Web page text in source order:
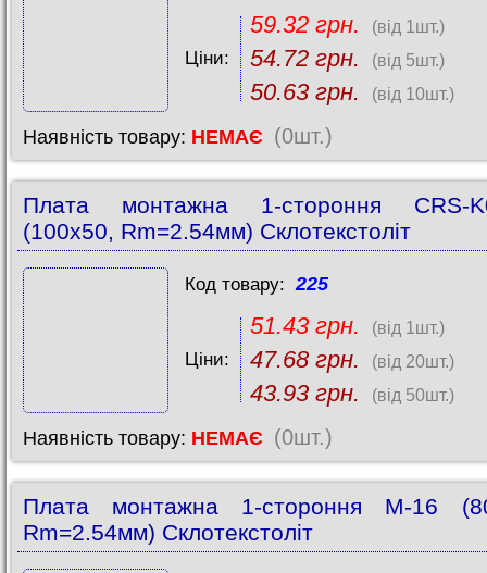
Ціни:
59.32 грн. (від 1шт.)
54.72 грн. (від 5шт.)
50.63 грн. (від 10шт.)
Наявність товару: НЕМАЄ (0шт.)
Плата монтажна 1-стороння CRS-
(100х50, Rm=2.54мм) Склотекстоліт
Код товару: 225
Ціни:
51.43 грн. (від 1шт.)
47.68 грн. (від 20шт.)
43.93 грн. (від 50шт.)
Наявність товару: НЕМАЄ (0шт.)
Плата монтажна 1-стороння M-16
Rm=2.54мм) Склотекстоліт